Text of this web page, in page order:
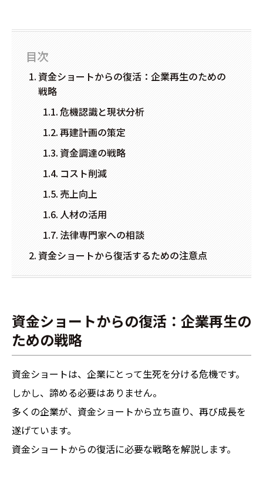
目次
資金ショートからの復活：企業再生のための
戦略
危機認識と現状分析
再建計画の策定
資金調達の戦略
コスト削減
売上向上
人材の活用
法律専門家への相談
資金ショートから復活するための注意点
資金ショートからの復活：企業再生の
ための戦略
資金ショートは、企業にとって生死を分ける危機です。
しかし、諦める必要はありません。
多くの企業が、資金ショートから立ち直り、再び成長を
遂げています。
資金ショートからの復活に必要な戦略を解説します。